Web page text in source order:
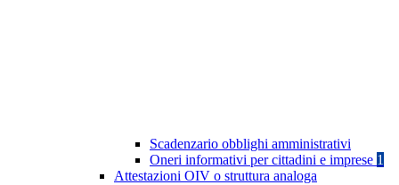
Scadenzario obblighi amministrativi
Oneri informativi per cittadini e imprese 1
Attestazioni OIV o struttura analoga